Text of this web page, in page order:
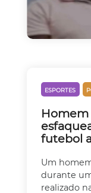
ESPORTES
Homem
futebol
Um
durante
realizado